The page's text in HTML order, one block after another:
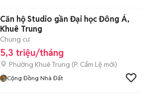
Căn hộ Studio gần Đại học Đông Á,
Khuê Trung
Chung cư
5,3 triệu/tháng
Phường Khuê Trung (P. Cẩm Lệ mới)
Cộng Đồng Nhà Đất